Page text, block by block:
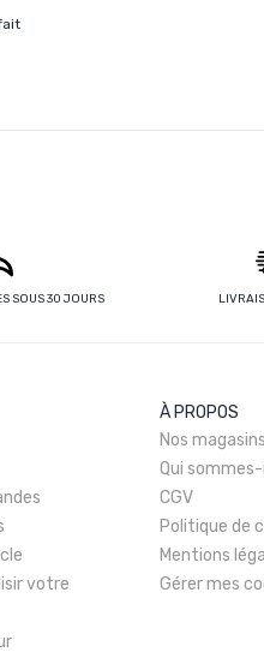
SOUS 30 JOURS
votre
À PROPOS
Nos magasins
Qui
CGV
Politique de
Mentions
Gérer mes